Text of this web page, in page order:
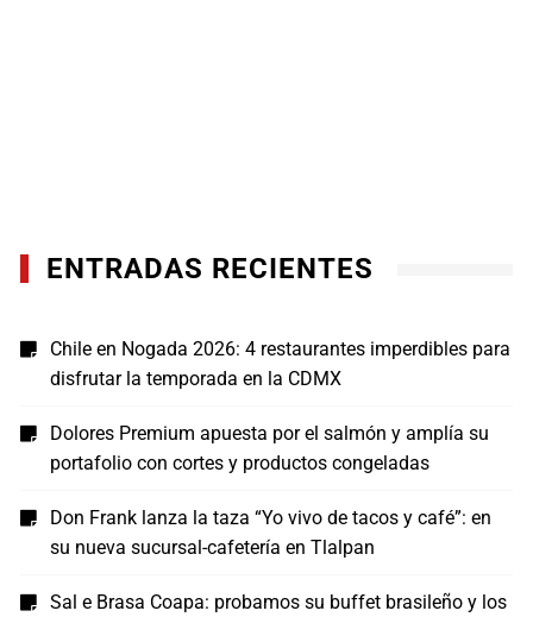
ENTRADAS RECIENTES
Chile en Nogada 2026: 4 restaurantes imperdibles para
disfrutar la temporada en la CDMX
Dolores Premium apuesta por el salmón y amplía su
portafolio con cortes y productos congeladas
Don Frank lanza la taza “Yo vivo de tacos y café”: en
su nueva sucursal-cafetería en Tlalpan
Sal e Brasa Coapa: probamos su buffet brasileño y los